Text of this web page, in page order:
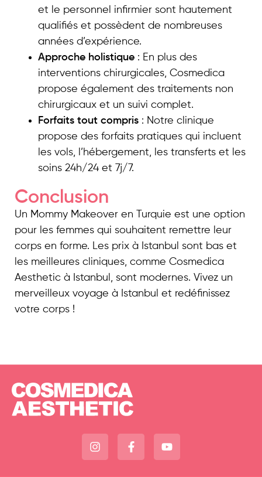
et le personnel infirmier sont hautement
qualifiés et possèdent de nombreuses
années d’expérience.
Approche holistique : En plus des
interventions chirurgicales, Cosmedica
propose également des traitements non
chirurgicaux et un suivi complet.
Forfaits tout compris : Notre clinique
propose des forfaits pratiques qui incluent
les vols, l’hébergement, les transferts et les
soins 24h/24 et 7j/7.
Conclusion
Un Mommy Makeover en Turquie est une option
pour les femmes qui souhaitent remettre leur
corps en forme. Les prix à Istanbul sont bas et
les meilleures cliniques, comme Cosmedica
Aesthetic à Istanbul, sont modernes. Vivez un
merveilleux voyage à Istanbul et redéfinissez
votre corps !